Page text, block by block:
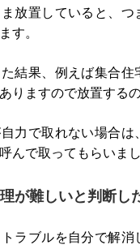
放置していると、つ
す。
結果、例えば集合住
りますので放置する
力で取れない場合は
んで取ってもらいまし
が難しいと判断し
ラブルを自分で解消